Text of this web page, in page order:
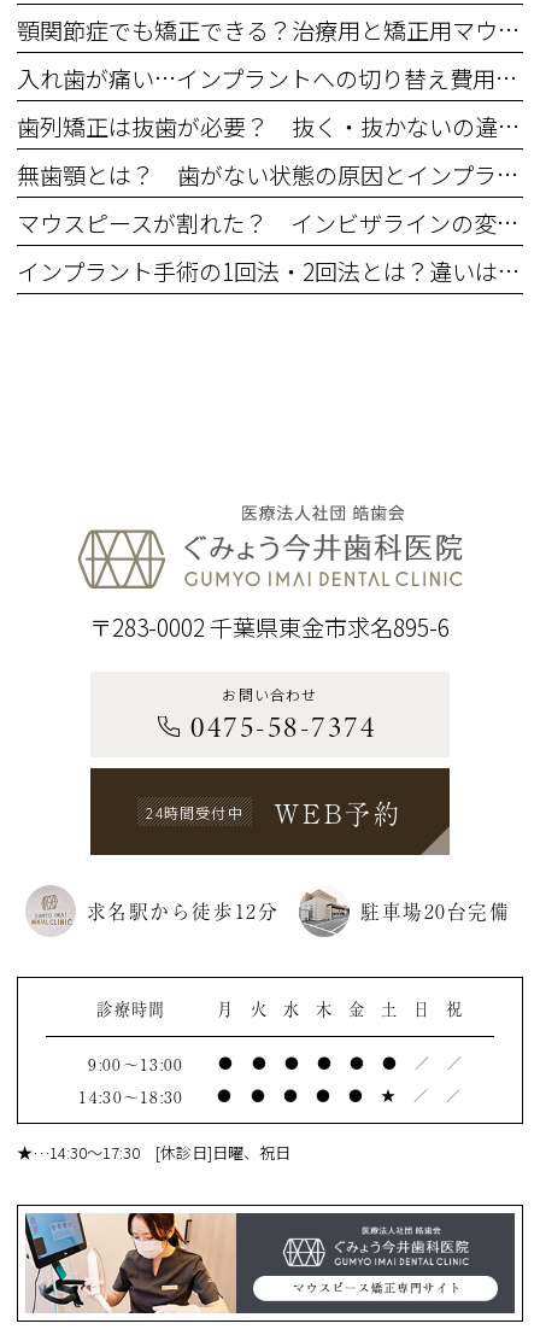
顎関節症でも矯正できる？治療用と矯正用マウスピースの違いと5つの注意点
入れ歯が痛い…インプラントへの切り替え費用・期間・年齢の不安を解消
歯列矯正は抜歯が必要？ 抜く・抜かないの違いとメリットデメリット
無歯顎とは？ 歯がない状態の原因とインプラントなどの治療法
マウスピースが割れた？ インビザラインの変形・ひび割れなどのトラブル対処法
インプラント手術の1回法・2回法とは？違いは何？ それぞれのメリット・デメリット
〒283-0002 千葉県東金市求名895-6
お問い合わせ
0475-58-7374
24時間受付中 WEB予約
求名駅から徒歩12分 駐車場20台完備
診療時間 月 火 水 木 金 土 日 祝
9:00～13:00 ● ● ● ● ● ● ／ ／
14:30～18:30 ● ● ● ● ● ★ ／ ／
★…14:30～17:30 [休診日]日曜、祝日